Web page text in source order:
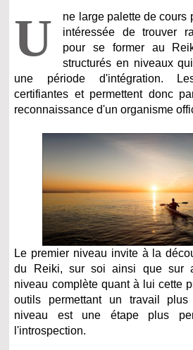
U
ne large palette de cours
intéressée de trouver
pour se former au
structurés en niveaux
une période d'intégration.
certifiantes et permettent donc
reconnaissance d'un organisme
Le premier niveau invite à la
du Reiki, sur soi ainsi que sur
niveau complète quant à lui cette
outils permettant un travail
niveau est une étape plus
l'introspection.